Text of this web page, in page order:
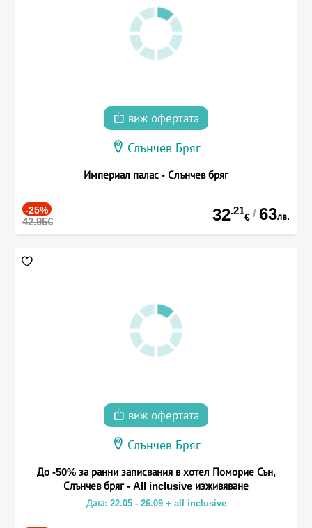
виж офертата
Слънчев Бряг
Империал палас - Слънчев бряг
-25%
42.95€ 32.21
€ / 63лв.
виж офертата
Слънчев Бряг
До -50% за ранни записвания в хотел Поморие Сън,
Слънчев бряг - All inclusive изживяване
Дата: 22.05 - 26.09 + all inclusive